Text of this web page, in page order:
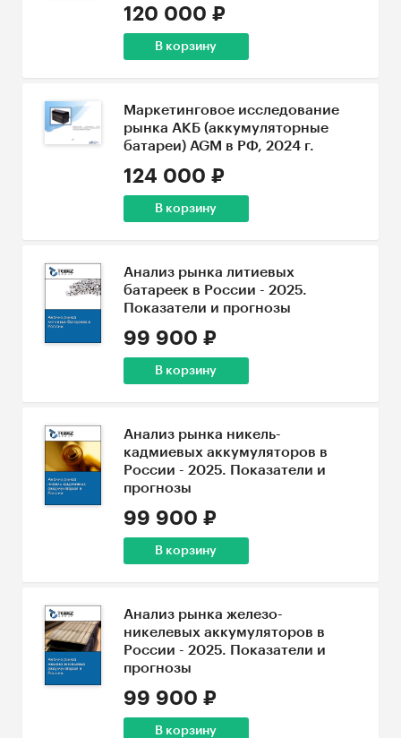
120 000 ₽
В корзину
Маркетинговое исследование
рынка АКБ (аккумуляторные
батареи) AGM в РФ, 2024 г.
124 000 ₽
В корзину
Анализ рынка литиевых
батареек в России - 2025.
Показатели и прогнозы
99 900 ₽
В корзину
Анализ рынка никель-
кадмиевых аккумуляторов в
России - 2025. Показатели и
прогнозы
99 900 ₽
В корзину
Анализ рынка железо-
никелевых аккумуляторов в
России - 2025. Показатели и
прогнозы
99 900 ₽
В корзину